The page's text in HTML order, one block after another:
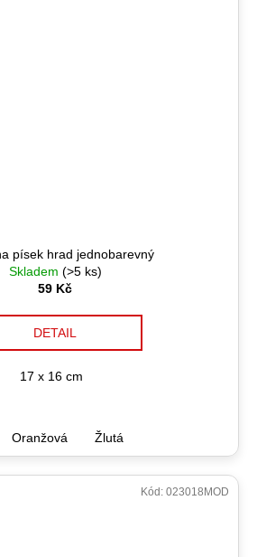
písek hrad jednobarevný
Skladem (>5 ks)
59 Kč
DETAIL
17 x 16 cm
Oranžová Žlutá
Kód: 023018MOD